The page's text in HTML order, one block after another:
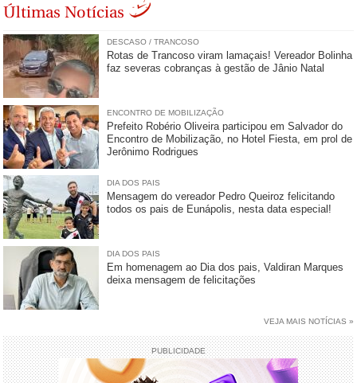
Últimas Notícias
DESCASO / TRANCOSO
Rotas de Trancoso viram lamaçais! Vereador Bolinha
faz severas cobranças à gestão de Jânio Natal
ENCONTRO DE MOBILIZAÇÃO
Prefeito Robério Oliveira participou em Salvador do
Encontro de Mobilização, no Hotel Fiesta, em prol de
Jerônimo Rodrigues
DIA DOS PAIS
Mensagem do vereador Pedro Queiroz felicitando
todos os pais de Eunápolis, nesta data especial!
DIA DOS PAIS
Em homenagem ao Dia dos pais, Valdiran Marques
deixa mensagem de felicitações
VEJA MAIS NOTÍCIAS »
PUBLICIDADE